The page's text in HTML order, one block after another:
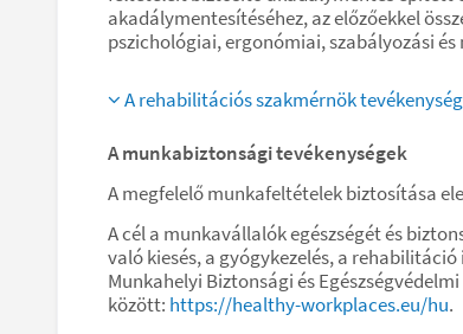
akadálymentesítéséhez, az előzőekkel
pszichológiai, ergonómiai, szabályozási
A rehabilitációs szakmérnök
A munkabiztonsági tevékenységek
A megfelelő munkafeltételek biztosítása
A cél a munkavállalók egészségét és
való kiesés, a gyógykezelés, a
Munkahelyi Biztonsági és
között: https://healthy-workplaces.eu/hu.